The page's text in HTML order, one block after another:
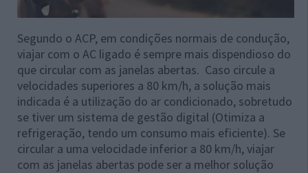
Segundo o ACP, em condições normais de condução,
viajar com o AC ligado é sempre mais dispendioso do
que circular com as janelas abertas. Caso circule a
velocidades superiores a 80 km/h, a solução mais
indicada é a utilização do ar condicionado, sobretudo
se tiver um sistema de gestão digital (Otimiza a
refrigeração, tendo um consumo mais eficiente). Se
circular a uma velocidade inferior a 80 km/h, viajar
com as janelas abertas pode ser a melhor solução